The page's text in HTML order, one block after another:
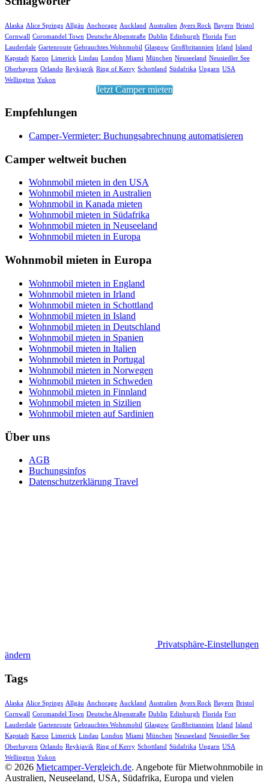
Alaska Alice Springs Allgäu Anchorage Auckland Australien Ayers Rock Bayern Bristol
Cornwall Coromandel Town Deutsche Alpenstraße Dublin Edinburgh Florida Fort
Lauderdale Gartenroute Gebrauchtes Wohnmobil Glasgow Großbritannien Irland Island
Kapstadt Karoo Limerick Lindau London Miami München Neuseeland Neusiedler See
Oberbayern Orlando Reykjavik Ring of Kerry Schottland Südafrika Ungarn USA
Wellington Yukon
Jetzt Camper mieten
Empfehlungen
Camper-Vermieter: Buchungsabrechnung automatisieren
Camper weltweit buchen
Wohnmobil mieten in den USA
Wohnmobil mieten in Australien
Wohnmobil in Kanada mieten
Wohnmobil mieten in Südafrika
Wohnmobil mieten in Neuseeland
Wohnmobil mieten in Europa
Wohnmobil mieten in Europa
Wohnmobil mieten in England
Wohnmobil mieten in Irland
Wohnmobil mieten in Schottland
Wohnmobil mieten in Island
Wohnmobil mieten in Deutschland
Wohnmobil mieten in Spanien
Wohnmobil mieten in Italien
Wohnmobil mieten in Portugal
Wohnmobil mieten in Norwegen
Wohnmobil mieten in Schweden
Wohnmobil mieten in Finnland
Wohnmobil mieten in Sizilien
Wohnmobil mieten auf Sardinien
Über uns
AGB
Buchungsinfos
Datenschutzerklärung Travel
Privatsphäre-Einstellungen
ändern
Tags
Alaska Alice Springs Allgäu Anchorage Auckland Australien Ayers Rock Bayern Bristol
Cornwall Coromandel Town Deutsche Alpenstraße Dublin Edinburgh Florida Fort
Lauderdale Gartenroute Gebrauchtes Wohnmobil Glasgow Großbritannien Irland Island
Kapstadt Karoo Limerick Lindau London Miami München Neuseeland Neusiedler See
Oberbayern Orlando Reykjavik Ring of Kerry Schottland Südafrika Ungarn USA
Wellington Yukon
© 2026 Mietcamper-Vergleich.de. Angebote für Mietwohnmobile in
Australien, Neuseeland, USA, Südafrika, Europa und vielen